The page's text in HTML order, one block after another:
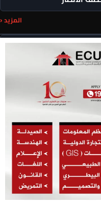
المزيد ‹
رموزاً مؤثرة ويدعو
يعرفك الذكاء الاصطناعي
اختياراتنا حُرّة؟
المزيد ‹
الاثنين 10 أغسطس .. توقعات الأبراج